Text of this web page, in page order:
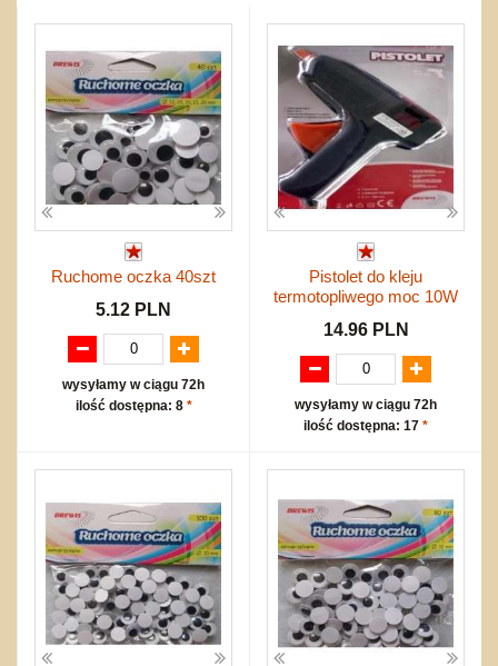
Okolicznościowe i świąteczne
Dźwiekowe
Bajkowe
Inne
Maty do zabawy
Do rozkręcania
Bąki
Pojazdy
Inne
Innedo koszykówki
Nowości
Wyprzedaż
Promocje
Start
Zakupy hurtowe
Koszty przesyłki
Regulamin
Mapa produktów
Ruchome oczka 40szt
5.12 PLN
wysyłamy w ciągu 72h
ilość dostępna: 8 *
Pistolet do kleju
termotopliwego moc 10W
14.96 PLN
wysyłamy w ciągu 72h
ilość dostępna: 17 *